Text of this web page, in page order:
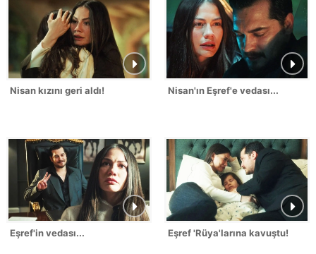
Nisan kızını geri aldı! Nisan'ın Eşref'e vedası...
Eşref'in vedası... Eşref 'Rüya'larına kavuştu!